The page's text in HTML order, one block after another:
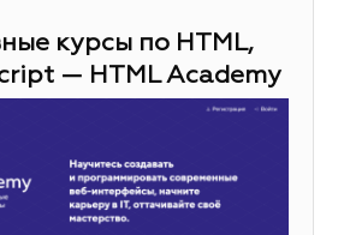
курсы по HTML,
— HTML Academy